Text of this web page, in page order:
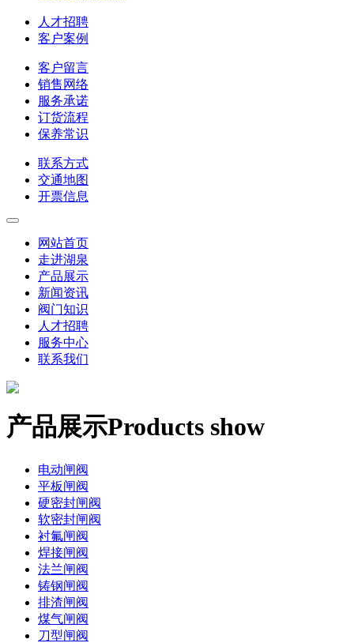
人才招聘
客户案例
客户留言
销售网络
服务承诺
订货流程
保养常识
联系方式
交通地图
开票信息
网站首页
走进湖泉
产品展示
新闻资讯
阀门知识
人才招聘
服务中心
联系我们
产品展示Products show
电动闸阀
平板闸阀
硬密封闸阀
软密封闸阀
衬氟闸阀
焊接闸阀
法兰闸阀
铸钢闸阀
排渣闸阀
煤气闸阀
刀型闸阀